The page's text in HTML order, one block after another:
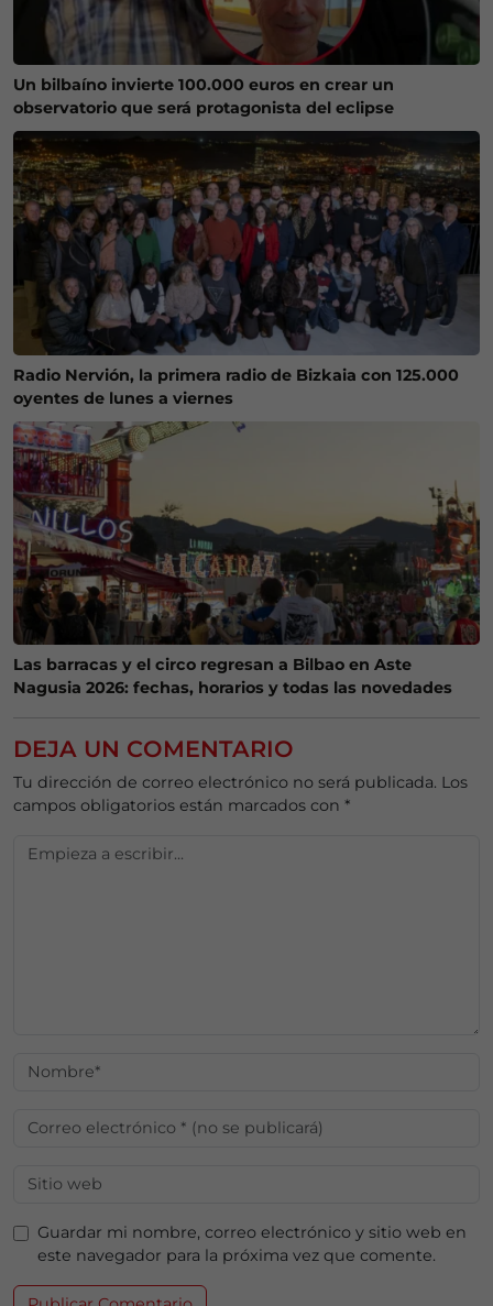
Un bilbaíno invierte 100.000 euros en crear un
observatorio que será protagonista del eclipse
Radio Nervión, la primera radio de Bizkaia con 125.000
oyentes de lunes a viernes
Las barracas y el circo regresan a Bilbao en Aste
Nagusia 2026: fechas, horarios y todas las novedades
DEJA UN COMENTARIO
Tu dirección de correo electrónico no será publicada. Los
campos obligatorios están marcados con *
Guardar mi nombre, correo electrónico y sitio web en
este navegador para la próxima vez que comente.